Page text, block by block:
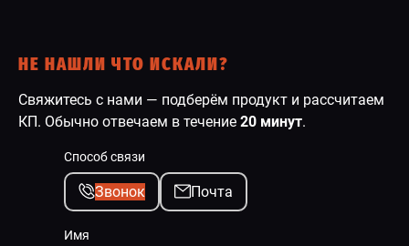
НЕ НАШЛИ ЧТО ИСКАЛИ?
Свяжитесь с нами — подберём продукт и рассчитаем
КП. Обычно отвечаем в течение 20 минут.
Способ связи
Звонок Почта
Имя